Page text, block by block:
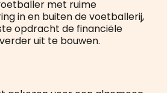
met ruime
in en buiten de voetballerij,
opdracht de financiële
uit te bouwen.